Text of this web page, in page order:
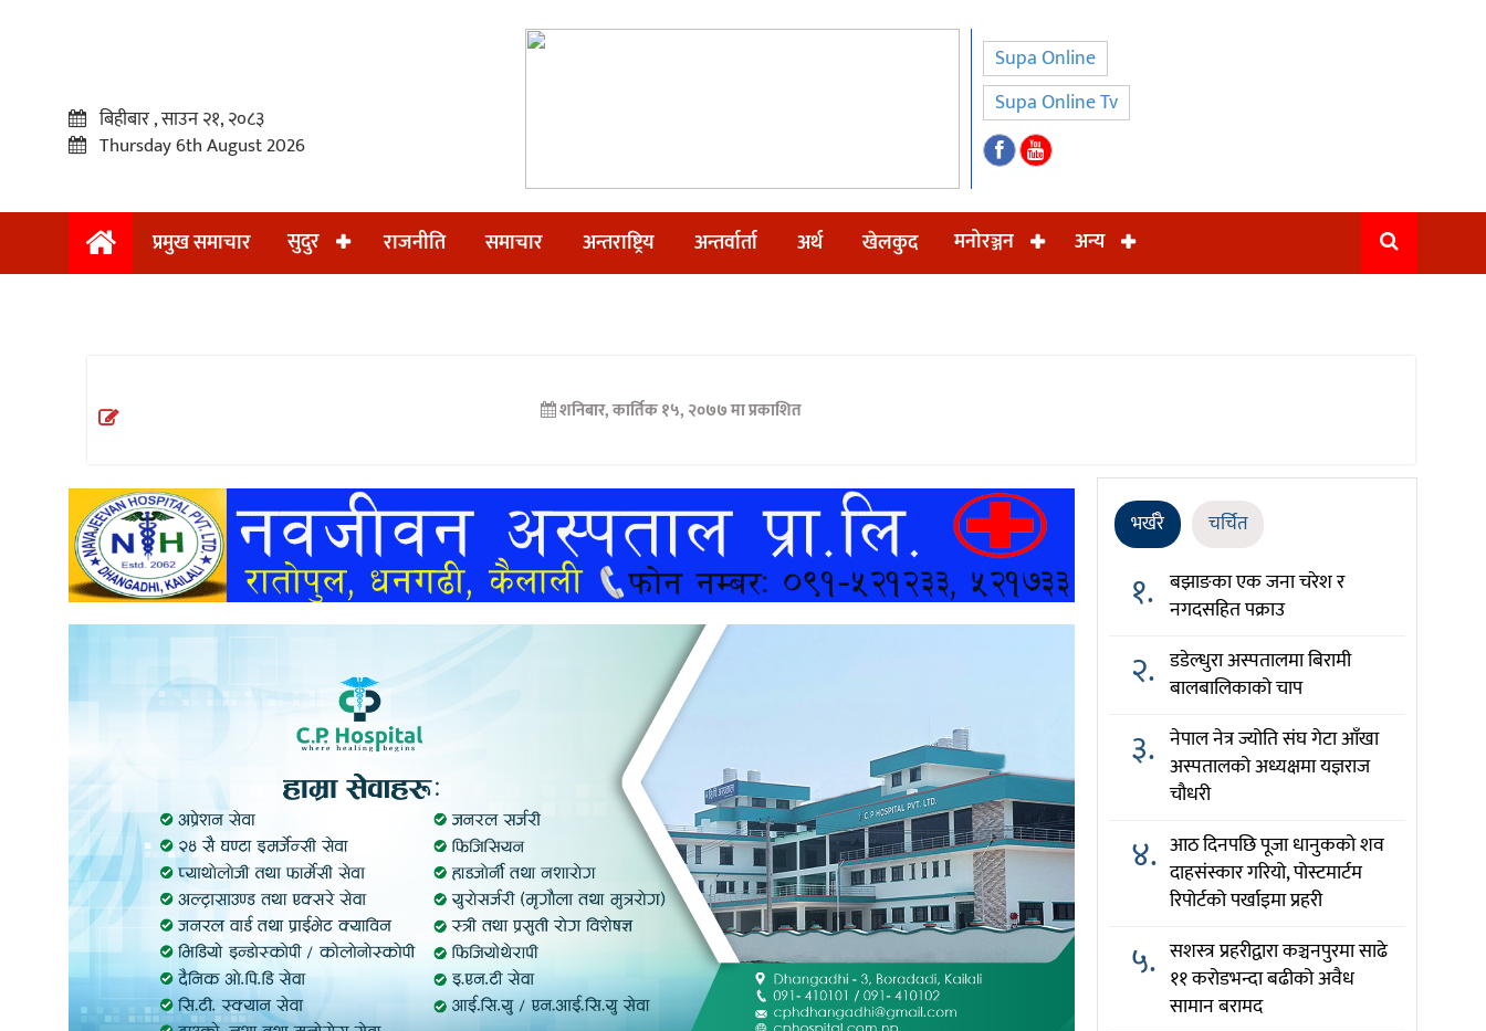
प्रमुख
अन्तराष्ट्रिय
अन्तर्वार्ता
खेलकुद
बिहीबार , साउन २१, २०८३
Thursday 6th August 2026
Supa Online
Supa Online Tv
प्रमुख समाचार सुदुर राजनीति समाचार अन्तराष्ट्रिय अन्तर्वार्ता अर्थ खेलकुद मनोरञ्जन अन्य
शनिबार, कार्तिक १५, २०७७ मा प्रकाशित
भर्खरै चर्चित
१. बझाङका एक जना चरेश र
नगदसहित पक्राउ
२. डडेल्धुरा अस्पतालमा बिरामी
बालबालिकाको चाप
३. नेपाल नेत्र ज्योति संघ गेटा आँखा
अस्पतालको अध्यक्षमा यज्ञराज
चौधरी
४. आठ दिनपछि पूजा धानुकको शव
दाहसंस्कार गरियो, पोस्टमार्टम
रिपोर्टको पर्खाइमा प्रहरी
५. सशस्त्र प्रहरीद्वारा कञ्चनपुरमा साढे
११ करोडभन्दा बढीको अवैध
सामान बरामद